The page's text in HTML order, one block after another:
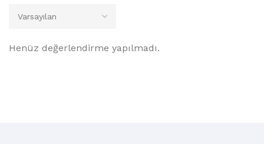
Henüz değerlendirme yapılmadı.